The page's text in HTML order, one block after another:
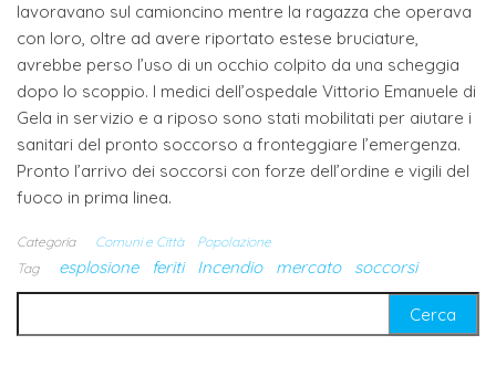
lavoravano sul camioncino mentre la ragazza che operava
con loro, oltre ad avere riportato estese bruciature,
avrebbe perso l’uso di un occhio colpito da una scheggia
dopo lo scoppio. I medici dell’ospedale Vittorio Emanuele di
Gela in servizio e a riposo sono stati mobilitati per aiutare i
sanitari del pronto soccorso a fronteggiare l’emergenza.
Pronto l’arrivo dei soccorsi con forze dell’ordine e vigili del
fuoco in prima linea.
Categoria Comuni e Città
Popolazione
Tag
esplosione feriti Incendio mercato
soccorsi